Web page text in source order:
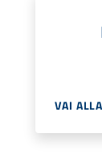
VAI